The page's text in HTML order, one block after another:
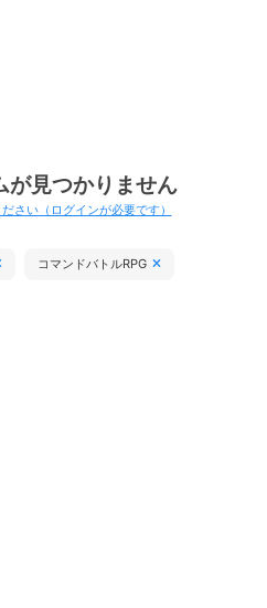
が見つかりません
さい（ログインが必要です）
コマンドバトルRPG